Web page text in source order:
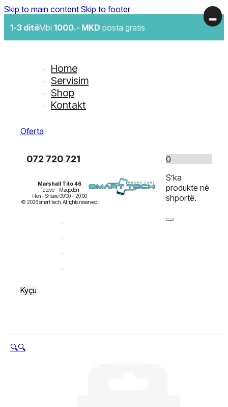
Skip to main content Skip to footer
1-3 ditëMbi 1000.- MKD posta gratis
Home
Servisim
Shop
Kontakt
Oferta
072 720 721
Marshall Tito 46
Tetove – Maqedoni
Hen – Shtune 09:00 – 20:00
Kyçu
0
S’ka
produkte në
shportë.
🔍🔍